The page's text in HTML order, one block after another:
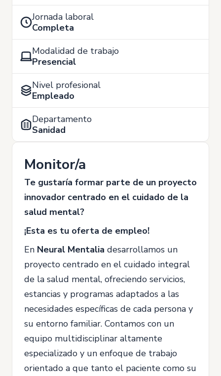
Jornada laboral
Completa
Modalidad de trabajo
Presencial
Nivel profesional
Empleado
Departamento
Sanidad
Monitor/a
Te gustaría formar parte de un proyecto
innovador centrado en el cuidado de la
salud mental?
¡Esta es tu oferta de empleo!
En Neural Mentalia desarrollamos un
proyecto centrado en el cuidado integral
de la salud mental, ofreciendo servicios,
estancias y programas adaptados a las
necesidades específicas de cada persona y
su entorno familiar. Contamos con un
equipo multidisciplinar altamente
especializado y un enfoque de trabajo
orientado a que tanto el paciente como su